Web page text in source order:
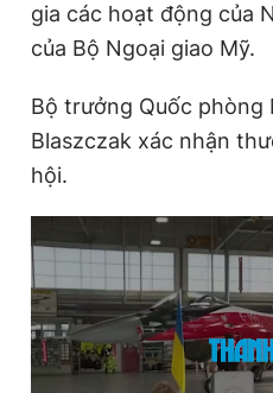
gia các hoạt động của
của Bộ Ngoại giao Mỹ.
Bộ trưởng Quốc phòng
Blaszczak xác nhận
hội.